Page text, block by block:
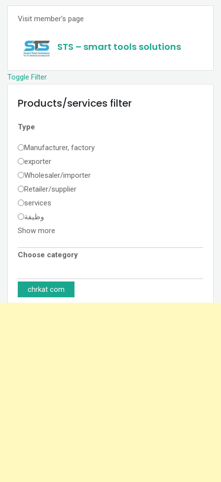
Visit member's page
STS – smart tools solutions
Toggle Filter
Products/services filter
Type
Manufacturer, factory
exporter
Wholesaler/importer
Retailer/supplier
services
وظيفة
Show more
Choose category
chrkat com